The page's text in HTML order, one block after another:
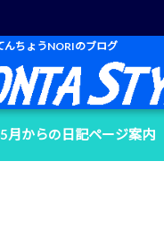
んちょうNORIのブログ
月からの日記ページ案内